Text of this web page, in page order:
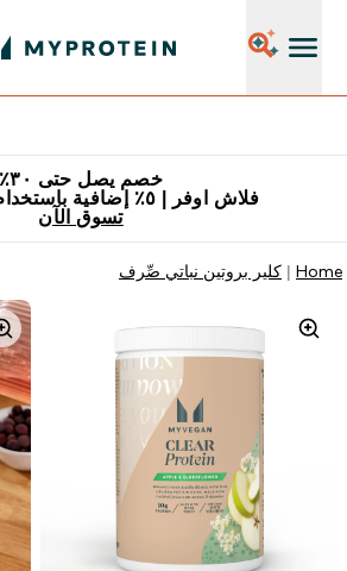
خصم يصل حتى ٣٠٪
فلاش اوفر | ٥٪ إضافية باستخدام كود محدود
تسوق الآن
Home كلير بروتين نباتي صِّرف